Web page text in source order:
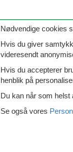
Nødvendige cookies
Hvis du giver
videresendt
Hvis du accepterer
henblik på
Du kan når som
Se også vores